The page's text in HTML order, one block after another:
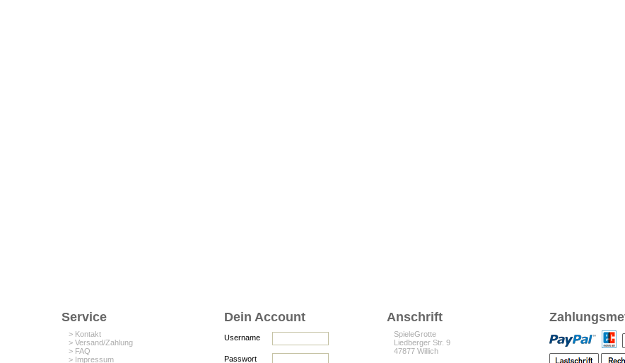
Service
> Kontakt
> Versand/Zahlung
> FAQ
> Impressum
Dein Account
Username
Passwort
Anschrift
SpieleGrotte
Liedberger Str. 9
47877 Willich